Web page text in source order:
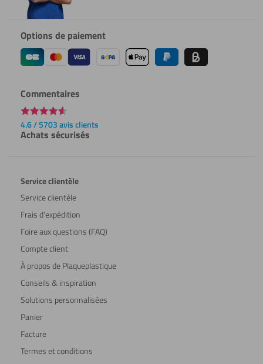
Options de paiement
Commentaires
4.6 / 5703 avis clients
Achats sécurisés
Service clientèle
Service clientèle
Frais d’expédition
Foire aux questions (FAQ)
Compte client
À propos de Plaqueplastique
Conseils & inspiration
Solutions personnalisées
Panier
Facture
Termes et conditions